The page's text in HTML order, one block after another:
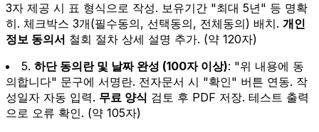
3자 제공 시 표 형식으로 작성. 보유기간 "최대 5년" 등 명확
히. 체크박스 3개(필수동의, 선택동의, 전체동의) 배치. 개인
정보 동의서 철회 절차 상세 설명 추가. (약 120자)
5. 하단 동의란 및 날짜 완성 (100자 이상): "위 내용에 동
의합니다" 문구에 서명란. 전자문서 시 "확인" 버튼 연동. 작
성일자 자동 입력. 무료 양식 검토 후 PDF 저장. 테스트 출력
으로 오류 확인. (약 105자)